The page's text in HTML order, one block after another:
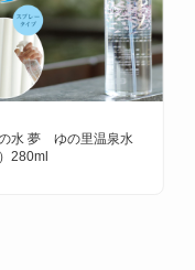
水 夢 ゆの里温泉水
）280ml